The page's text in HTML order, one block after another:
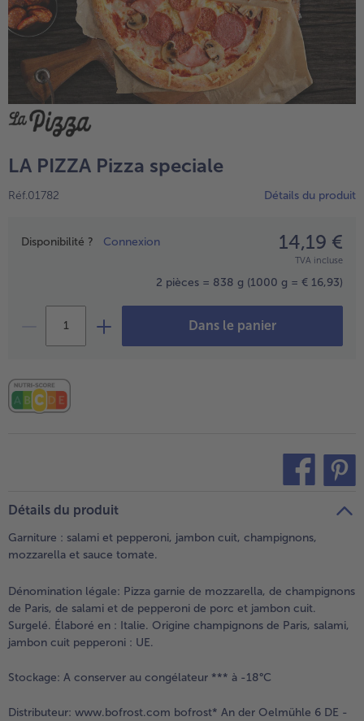
LA PIZZA Pizza speciale
Réf.01782 Détails du produit
Prix
Disponibilité ? Connexion 14,19 €
TVA incluse
2 pièces = 838 g (1000 g = € 16,93)
Dans le panier
Détails du produit
Garniture : salami et pepperoni, jambon cuit, champignons,
mozzarella et sauce tomate.
Dénomination légale: Pizza garnie de mozzarella, de champignons
de Paris, de salami et de pepperoni de porc et jambon cuit.
Surgelé. Élaboré en : Italie. Origine champignons de Paris, salami,
jambon cuit pepperoni : UE.
Stockage: A conserver au congélateur *** à -18°C
Distributeur: www.bofrost.com bofrost* An der Oelmühle 6 DE -